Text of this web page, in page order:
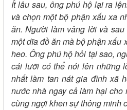
Ít lâu sau, ông phú hộ lại ra
và chọn một bộ phận xấu xa
ăn. Người làm vâng lời và
một dĩa đồ ăn mà bộ phận xấu
heo. Ông phú hộ hỏi tại sao,
cái lưỡi có thể nói lên những
nhất làm tan nát gia đình xã
nước nhà ngay cả làm hại
cùng ngợi khen sự thông minh